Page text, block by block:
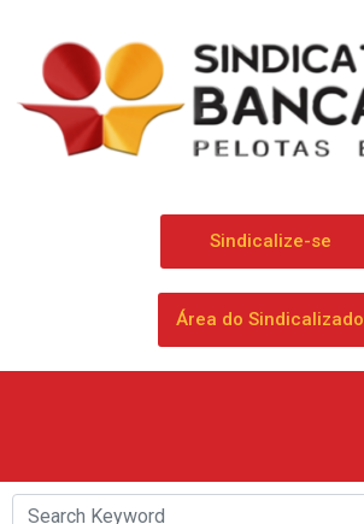
Sindicalize-se
Área do Sindicalizado